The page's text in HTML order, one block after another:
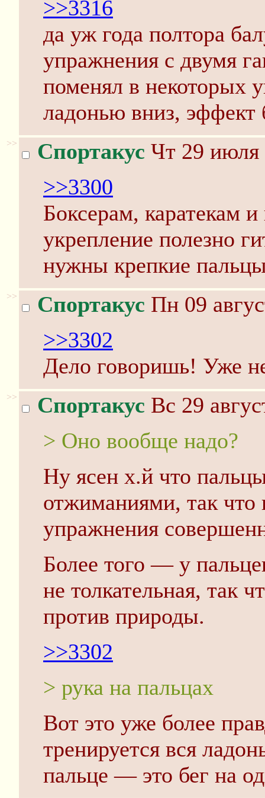
>>3316
да уж года полтора
упражнения с двумя
поменял в некоторых
ладонью вниз, эффект
>> Спортакус Чт 29 июля
>>3300
Боксерам, каратекам
укрепление полезно
нужны крепкие
>> Спортакус Пн 09
>>3302
Дело говоришь! Уже
>> Спортакус Вс 29
> Оно вообще надо?
Ну ясен х.й что
отжиманиями, так
упражнения
Более того — у
не толкательная, так
против природы.
>>3302
> рука на пальцах
Вот это уже более
тренируется вся
пальце — это бег на